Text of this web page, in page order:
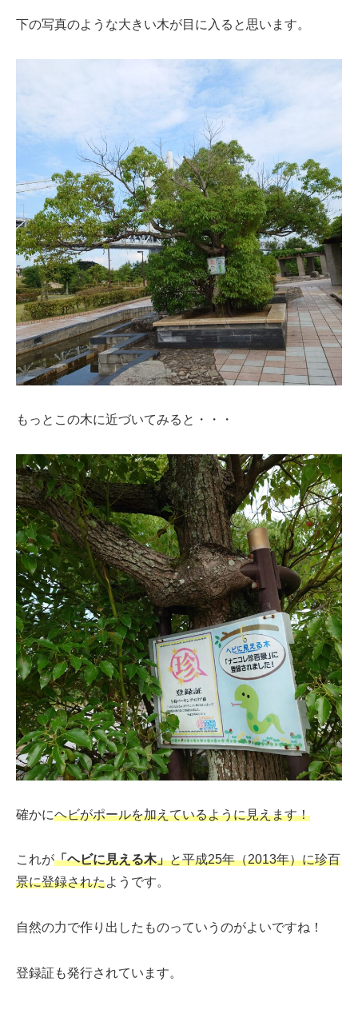
下の写真のような大きい木が目に入ると思います。
もっとこの木に近づいてみると・・・
確かにヘビがポールを加えているように見えます！
これが「ヘビに見える木」と平成25年（2013年）に珍百
景に登録されたようです。
自然の力で作り出したものっていうのがよいですね！
登録証も発行されています。